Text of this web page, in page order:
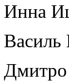
Инна
Дмитро